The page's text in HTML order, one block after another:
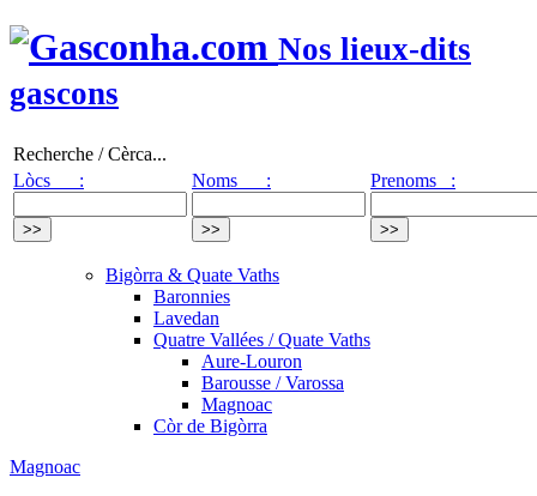
Nos lieux-dits
gascons
Recherche / Cèrca...
Lòcs :
Noms : Prenoms :
Bigòrra & Quate Vaths
Baronnies
Lavedan
Quatre Vallées / Quate Vaths
Aure-Louron
Barousse / Varossa
Magnoac
Còr de Bigòrra
Magnoac